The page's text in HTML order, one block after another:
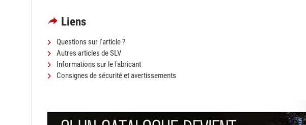
Liens
Questions sur l'article ?
Autres articles de SLV
Informations sur le fabricant
Consignes de sécurité et avertissements